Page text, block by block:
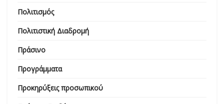
Πολιτισμός
Πολιτιστική Διαδρομή
Πράσινο
Προγράμματα
Προκηρύξεις προσωπικού